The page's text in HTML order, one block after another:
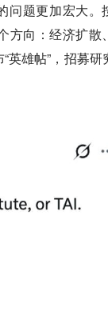
问题更加宏大。
方向：经济扩散
英雄帖”，招募研